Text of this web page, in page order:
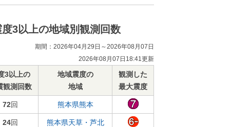
度3以上の地域別観測回数
期間：2026年04月29日～2026年08月07日
2026年08月07日18:41更新
3以上の
観測回数
地域震度の
地域
観測した
最大震度
72回 熊本県熊本
24回 熊本県天草・芦北